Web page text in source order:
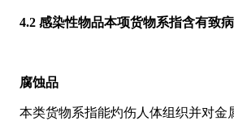
4.2 感染性物品本项货物系指含有致
腐蚀品
本类货物系指能灼伤人体组织并对金